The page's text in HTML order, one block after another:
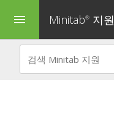
menu Minitab® 지원